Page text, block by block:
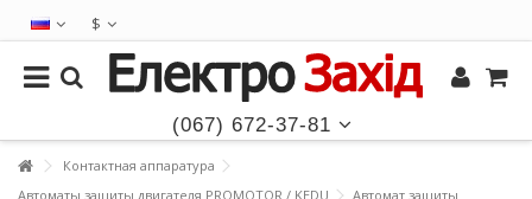
$
(067) 672-37-81
Контактная аппаратура
Автоматы защиты двигателя PROMOTOR / KEDU
Автомат защиты